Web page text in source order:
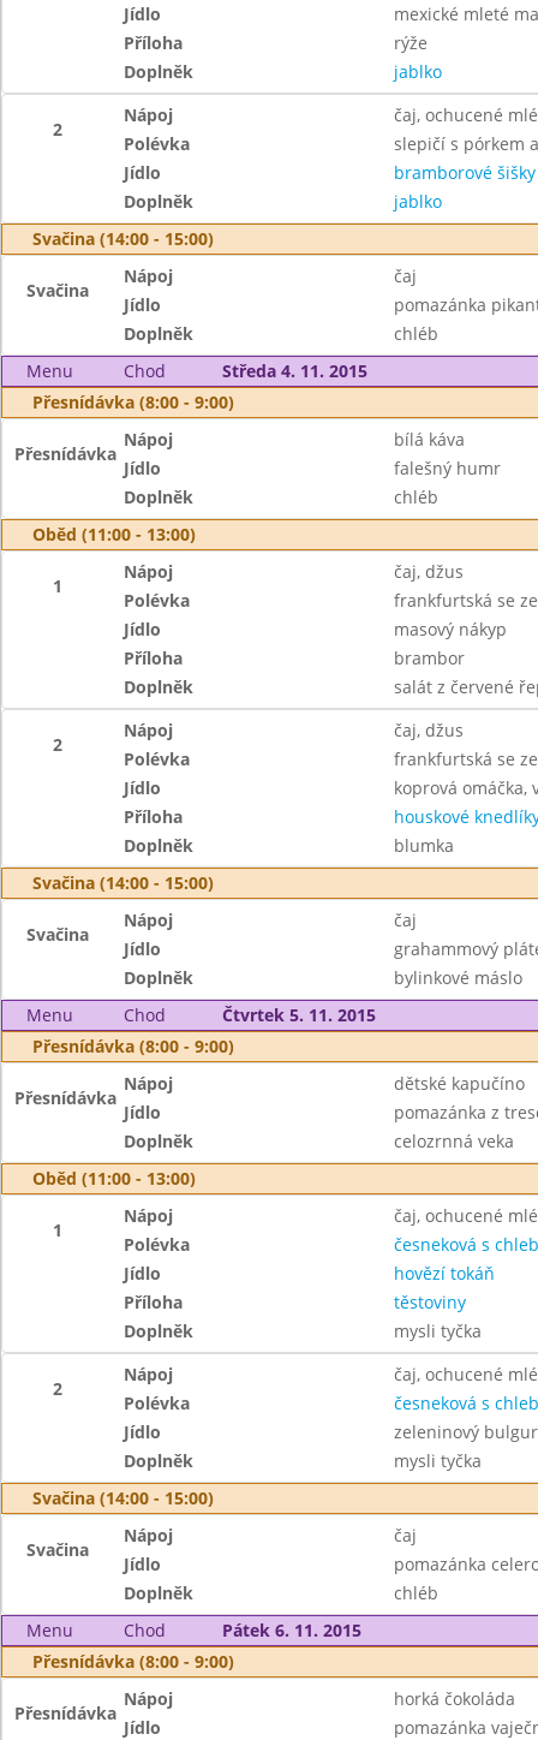
Jídlo
mexické mleté
Příloha
rýže
Doplněk
jablko
2
Nápoj
čaj, ochucené
Polévka
slepičí s pórkem
Jídlo
bramborové
Doplněk
jablko
Svačina (14:00 - 15:00)
Svačina
Nápoj
čaj
Jídlo
pomazánka
Doplněk
chléb
Menu
Chod
Středa 4. 11. 2015
Přesnídávka (8:00 - 9:00)
Přesnídávka
Nápoj
bílá káva
Jídlo
falešný humr
Doplněk
chléb
Oběd (11:00 - 13:00)
1
Nápoj
čaj, džus
Polévka
frankfurtská se
Jídlo
masový nákyp
Příloha
brambor
Doplněk
salát z červené
2
Nápoj
čaj, džus
Polévka
frankfurtská se
Jídlo
koprová omáčka,
Příloha
houskové
Doplněk
blumka
Svačina (14:00 - 15:00)
Svačina
Nápoj
čaj
Jídlo
grahammový
Doplněk
bylinkové máslo
Menu
Chod
Čtvrtek 5. 11. 2015
Přesnídávka (8:00 - 9:00)
Přesnídávka
Nápoj
dětské kapučíno
Jídlo
pomazánka z
Doplněk
celozrnná veka
Oběd (11:00 - 13:00)
1
Nápoj
čaj, ochucené
Polévka
česneková s
Jídlo
hovězí tokáň
Příloha
těstoviny
Doplněk
mysli tyčka
2
Nápoj
čaj, ochucené
Polévka
česneková s
Jídlo
zeleninový bulgur
Doplněk
mysli tyčka
Svačina (14:00 - 15:00)
Svačina
Nápoj
čaj
Jídlo
pomazánka
Doplněk
chléb
Menu
Chod
Pátek 6. 11. 2015
Přesnídávka (8:00 - 9:00)
Přesnídávka
Nápoj
horká čokoláda
Jídlo
pomazánka